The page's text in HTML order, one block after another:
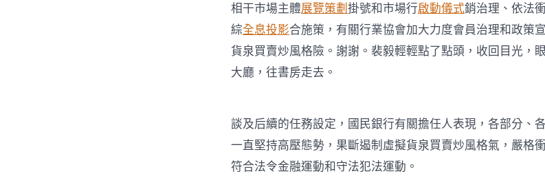
相干市場主體展覽策劃掛號和市場行啟動儀式銷治理、依法
綜全息投影合施策，有關行業協會加大力度會員治理和政策
貨泉買賣炒風格險。謝謝。裴毅輕輕點了點頭，收回目光，
大廳，往書房走去。
談及后續的任務設定，國民銀行有關擔任人表現，各部分、
一直堅持高壓態勢，果斷遏制虛擬貨泉買賣炒風格氣，嚴格
符合法令金融運動和守法犯法運動。